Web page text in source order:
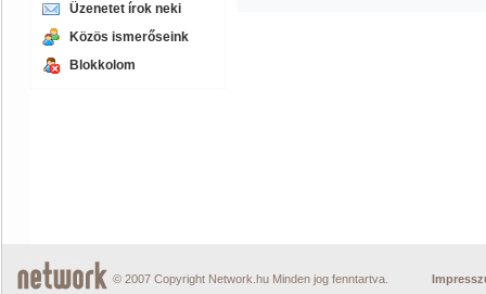
Üzenetet írok neki
Közös ismerőseink
Blokkolom
© 2007 Copyright Network.hu Minden jog fenntartva.